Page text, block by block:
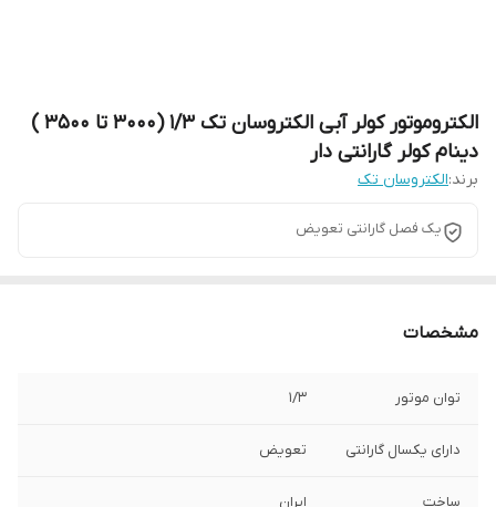
الکتروموتور کولر آبی الکتروسان تک ۱/۳ (۳۰۰۰ تا ۳۵۰۰ )
دینام کولر گارانتی دار
برند:الکتروسان تک
یک فصل گارانتی تعویض
مشخصات
توان موتور ۱/۳
دارای یکسال گارانتی تعویض
ساخت ایران